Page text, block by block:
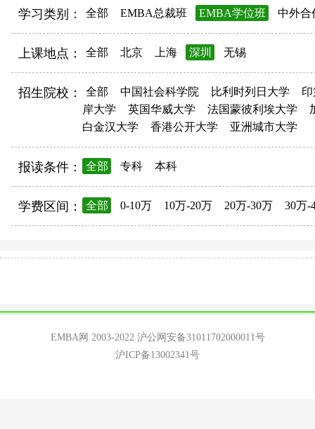
学习类别： 全部 EMBA总裁班 EMBA学位班 中外合
上课地点： 全部 北京 上海 深圳 无锡
招生院校： 全部 中国社会科学院 比利时列日大学
岸大学
英国华威大学 法国蒙彼利埃大学
白金汉大学
香港公开大学 亚洲城市大学
报读条件： 全部 专科 本科
学费区间： 全部 0-10万 10万-20万 20万-30万 30万-
EMBA网 2003-2022 沪公网安备31011702000011号
沪ICP备13002341号